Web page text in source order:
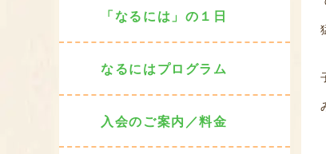
「なるには」の１日
なるにはプログラム
入会のご案内／料金